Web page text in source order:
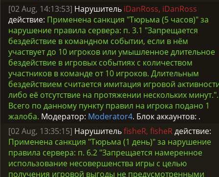
[02 Aug, 14:13:53] Нарушитель iDanRoss, iDanRoss
действие: Применена санкция "Тюрьма (5 часов)" за
нарушение правила сервера: п. 3.1 "Запрещается
бездействие в командном событии, если в нём
участвует до 10 игроков или умышленное длительное
бездействие в игровых событиях с количеством
участников в команде от 10 игроков. Длительным
бездействием считается имитация игровой
либо её отсутствие на протяжении нескольких минут.".
Всего по данному пункту правил на игрока подано 1
жалоба. Модератор: Moderator4. Блок аккаунтов: .
[02 Aug, 13:35:15] НарушительfisheR, fisheRдействие:
Применена санкция "Тюрьма (1 день)" за нарушение
правила сервера: п. 6.2 "Запрещается намеренное
использование несовершенства игры с целью
получения игровой выгоды не предусмотренными